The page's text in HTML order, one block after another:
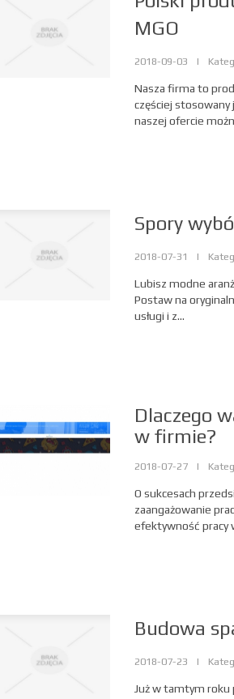
MGO
2018-09-03 |
Nasza firma to
częściej stosowany
naszej ofercie
Spory
2018-07-31 |
Lubisz modne
Postaw na
usługi i z...
Dlaczego
w firmie?
2018-07-27 |
O sukcesach
zaangażowanie
efektywność pracy
Budowa
2018-07-23 |
Już w tamtym